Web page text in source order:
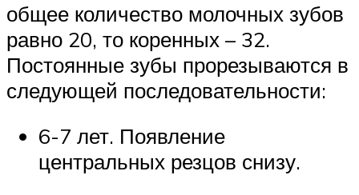
общее количество молочных зубов
равно 20, то коренных – 32.
Постоянные зубы прорезываются в
следующей последовательности:
6-7 лет. Появление
центральных резцов снизу.